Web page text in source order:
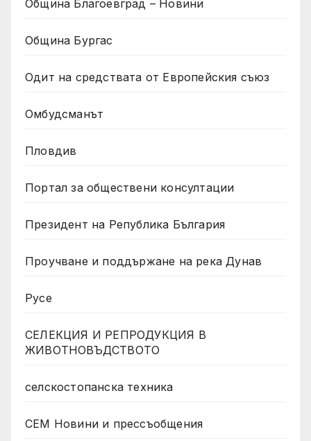
Община Благоевград – Новини
Община Бургас
Одит на средствата от Европейския съюз
Омбудсманът
Пловдив
Портал за обществени консултации
Президент на Република България
Проучване и поддържане на река Дунав
Русе
СЕЛЕКЦИЯ И РЕПРОДУКЦИЯ В
ЖИВОТНОВЪДСТВОТО
селскостопанска техника
СЕМ Новини и прессъобщения